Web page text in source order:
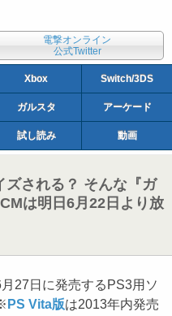
電撃オンライン
公式Twitter
Xbox Switch/3DS
ガルスタ アーケード
試し読み 動画
ズされる？ そんな『ガ
は明日6月22日より放
27日に発売するPS3用ソ
PS Vita版は2013年内発売